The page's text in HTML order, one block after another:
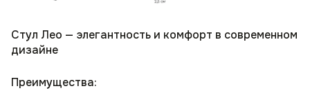
Стул Лео — элегантность и комфорт в современном
дизайне
Преимущества: